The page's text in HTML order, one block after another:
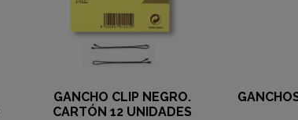
GANCHO CLIP NEGRO.
CARTÓN 12 UNIDADES